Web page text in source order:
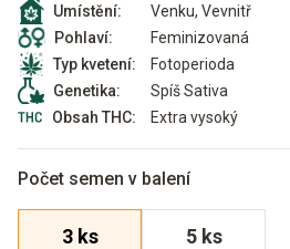
Umístění:
Venku, Vevnitř
Pohlaví:
Feminizovaná
Typ kvetení:
Fotoperioda
Genetika:
Spíš Sativa
Obsah THC:
Extra vysoký
Počet semen v balení
3 ks 5 ks